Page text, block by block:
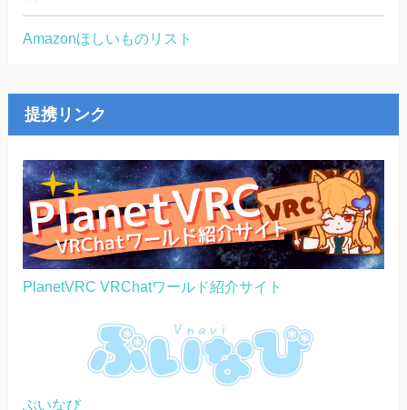
Amazonほしいものリスト
提携リンク
PlanetVRC VRChatワールド紹介サイト
ぶいなび